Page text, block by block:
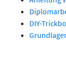
DIY-